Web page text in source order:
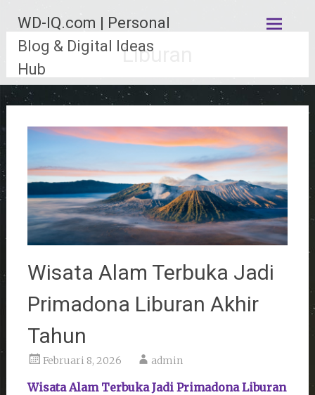
konten
WD-IQ.com | Personal
Blog & Digital Ideas
Hub
Liburan
Wisata Alam Terbuka Jadi
Primadona Liburan Akhir
Tahun
Februari 8, 2026 admin
Wisata Alam Terbuka Jadi Primadona Liburan